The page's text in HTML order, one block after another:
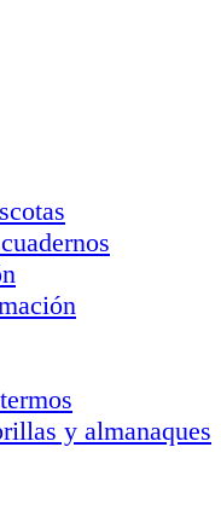
y almanaques